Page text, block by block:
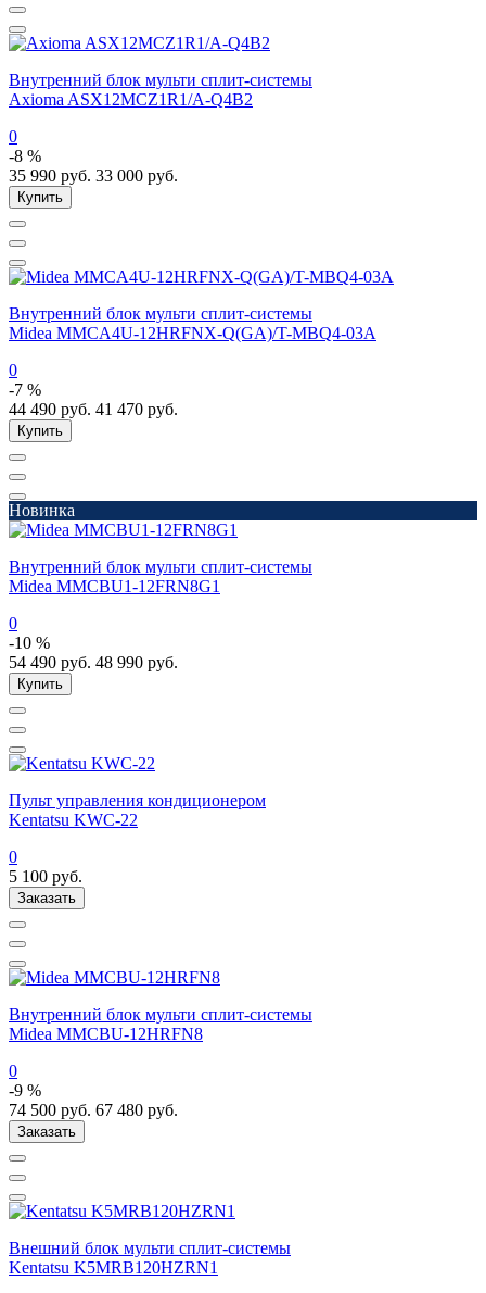
Внутренний блок мульти сплит-системы
Axioma ASX12MCZ1R1/A-Q4B2
0
-8 %
35 990 руб. 33 000 руб.
Купить
Внутренний блок мульти сплит-системы
Midea MMCA4U-12HRFNX-Q(GA)/T-MBQ4-03A
0
-7 %
44 490 руб. 41 470 руб.
Купить
Новинка
Внутренний блок мульти сплит-системы
Midea MMCBU1-12FRN8G1
0
-10 %
54 490 руб. 48 990 руб.
Купить
Пульт управления кондиционером
Kentatsu KWC-22
0
5 100 руб.
Заказать
Внутренний блок мульти сплит-системы
Midea MMCBU-12HRFN8
0
-9 %
74 500 руб. 67 480 руб.
Заказать
Внешний блок мульти сплит-системы
Kentatsu K5MRB120HZRN1